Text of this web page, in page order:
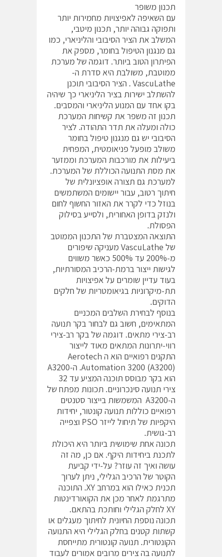
תכנון משופר
עם השאיפה לאפיצויות מחמירות יותר
ותפוקה גבוהה יותר, תכנון מיטבי,
המשלב את הציר הסיבובי והליניארי, כמו
גם מנגנון הטיפול בחומר, מספק את
הפיתרון הטוב ביותר. דוגמה של מערכת
ממוטבת, משולבת היא סדרת ה-
VascuLathe . הציר הסיבובי תוכנן
להשתלב ישירות בציר הליניארי כך שיהיה
בקו אחד עם המנוע הליניארי והמסבים.
תכנון זה משפר את קשיחות המערכת
כולה ומעלה את תדר התהודה. לציר
הסיבובי יש גם מנגנון טיפול בחומר
משולב מופעל פניאומטית, המפחית
ביעילות את מורכבות המערכת וממזער
את מסת התנועה הכוללת של המערכת.
למערכת גם תצורה אופציונלית של
חיתוך רטוב, עבור יישומים המשתמשים
בנוזל כדי לקרר את האזור החשוף לחום
ולנזק בדופן האחורית, ולסייע בסילוק
הפסולת.
התוצאה המצטברת של התכנון הממוטב
של VascuLathe מעניקה שיפורים
מ-200% עד 500% כאשר משווים
לגישות ייצור ברמת-הרכיב המסורתיות,
בעוד עדיין שומרים על אפיצויות
תת-מיקרוניות בגיאומטריות של חלקים
הדוקים.
בנוסף לבחירת השלבים המכניים
המתאימים, חשוב גם לבחור בקר תנועה
רב-צירי מתאים. דוגמה של בקר רב-צירי
רווי-יתרונות המתאים מאוד לייצור
התקנים רפואיים הוא ה Aerotech
Automation 3200 (A3200). ה-A3200
הוא בקר מבוסס תוכנה המציע עד 32
צירי תנועה סינכרוניים. תכונות מפתח של
ה-A3200 המשמשות בייצור סטנטים
רפואיים כוללות תנועה קונטור, יחידות
היקפיות של תיחול לייזר PSO וצפייה
רב-גושית.
תכונה אחת שימושית ביותר היא היכולת
לתכנת ביחידות היקף. אם כן, מה זה
עושה ואיך זה עוזר? על-ידי קביעת
הקוטר של הרכיב הגלילי, ניתן לערוך
תכנית כאילו הוא במרחב XY. התוכנה
מתרגמת לאחר מכן את הקואורדינטות
XY לחלק הגלילי וחותכת בהתאם.
תכונה נוספת החיונית לחיתוך מעגלים או
קשתות קטנים בחלק הגלילי היא התנועה
הקונטורית. תנועה קונטורית מתייחסת
לתנועה בה צירים מרובים אמורים לעבוד